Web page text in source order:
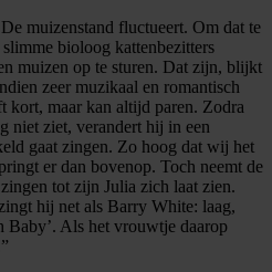
muizenstand fluctueert. Om dat te
bioloog kattenbezitters
muizen op te sturen. Dat zijn, blijkt
zeer muzikaal en romantisch
kort, maar kan altijd paren. Zodra
niet ziet, verandert hij in een
gaat zingen. Zo hoog dat wij het
er dan bovenop. Toch neemt de
tot zijn Julia zich laat zien.
hij net als Barry White: laag,
Baby’. Als het vrouwtje daarop